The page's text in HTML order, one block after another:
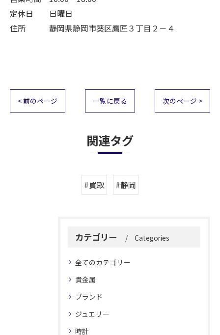
定休日 日曜日
住所 静岡県静岡市葵区鷹匠３丁目２－４
< 前のページ 一覧に戻る 次のページ >
関連タグ
#買取 #静岡
カテゴリー Categories
全てのカテゴリー
貴金属
ブランド
ジュエリー
時計